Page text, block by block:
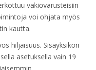
vakiovarusteisiin
voi ohjata myös
kautta.
hiljaisuus. Sisäyksikön
asetuksella vain 19